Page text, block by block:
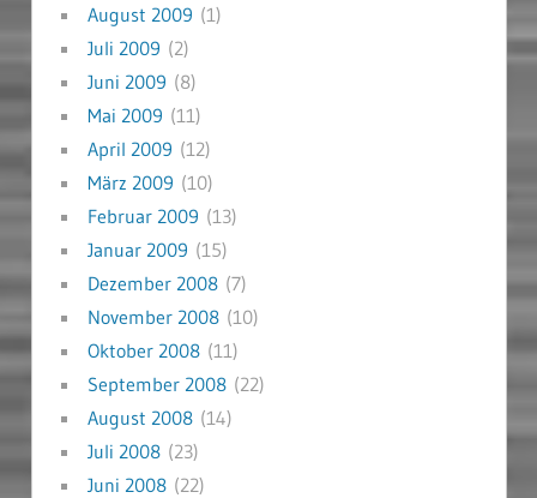
August 2009 (1)
Juli 2009 (2)
Juni 2009 (8)
Mai 2009 (11)
April 2009 (12)
März 2009 (10)
Februar 2009 (13)
Januar 2009 (15)
Dezember 2008(7)
November 2008(10)
Oktober 2008(11)
September 2008(22)
August 2008(14)
Juli 2008(23)
Juni 2008(22)